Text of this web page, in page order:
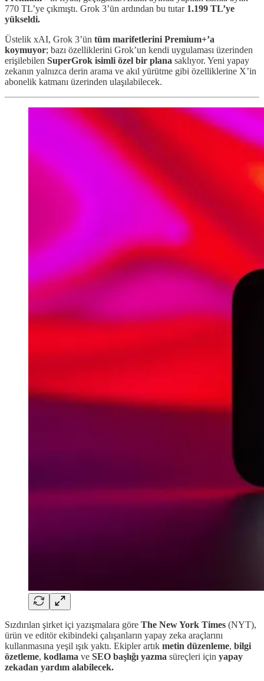
770 TL’ye çıkmıştı. Grok 3’ün ardından bu tutar 1.199 TL’ye
yükseldi.
Üstelik xAI, Grok 3’ün tüm marifetlerini Premium+’a
koymuyor; bazı özelliklerini Grok’un kendi uygulaması üzerinden
erişilebilen SuperGrok isimli özel bir plana saklıyor. Yeni yapay
zekanın yalnızca derin arama ve akıl yürütme gibi özelliklerine X’in
abonelik katmanı üzerinden ulaşılabilecek.
Sızdırılan şirket içi yazışmalara göre The New York Times (NYT),
ürün ve editör ekibindeki çalışanların yapay zeka araçlarını
kullanmasına yeşil ışık yaktı. Ekipler artık metin düzenleme, bilgi
özetleme, kodlama ve SEO başlığı yazma süreçleri için yapay
zekadan yardım alabilecek.